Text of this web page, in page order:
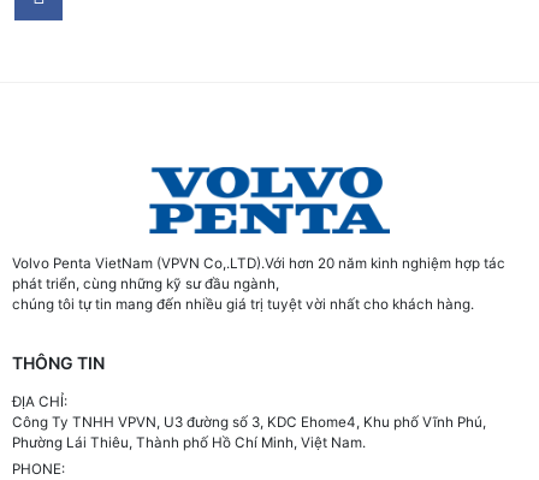
Volvo Penta VietNam (VPVN Co,.LTD).Với hơn 20 năm kinh nghiệm hợp tác
phát triển, cùng những kỹ sư đầu ngành,
chúng tôi tự tin mang đến nhiều giá trị tuyệt vời nhất cho khách hàng.
THÔNG TIN
ĐỊA CHỈ:
Công Ty TNHH VPVN, U3 đường số 3, KDC Ehome4, Khu phố Vĩnh Phú,
Phường Lái Thiêu, Thành phố Hồ Chí Minh, Việt Nam.
PHONE: